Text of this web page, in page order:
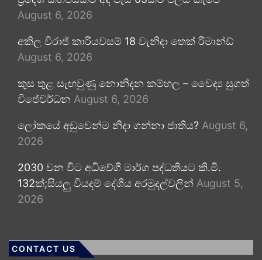
August 6, 2026
අකිල විරාජ් කාරියවසම් 18 වැනිදා තෙක් රිමාන්ඩ්
August 6, 2026
කුස තුළ සැඟවුණු නොනිදන කම්හල – වෛද්‍ය සුගත්
විජේවර්ධන August 6, 2026
ලෝකයේ අඩුවෙන්ම නිදා ගන්නා ජාතිය? August 6,
2026
2030 වන විට අධිවේගී මාර්ග පද්ධතියට කි.මී.
132ක්;සියලු වියදම් දේශීය අරමුදල්වලින් August 5,
2026
CONTACT US